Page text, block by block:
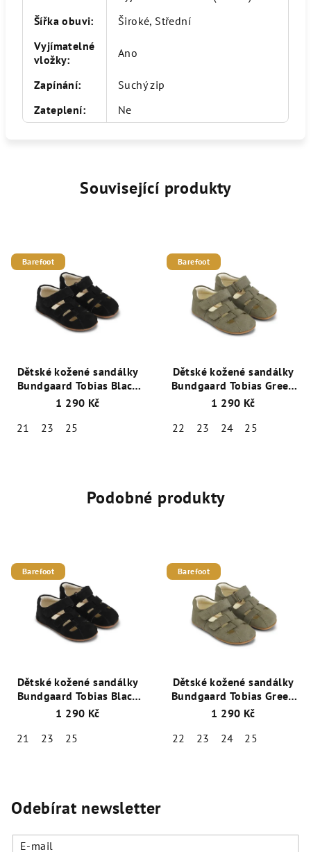
Šířka obuvi:
Široké, Střední
Vyjímatelné
vložky: Ano
Zapínání:
Suchý zip
Zateplení: Ne
Související produkty
Barefoot
Dětské kožené sandálky
Bundgaard Tobias Black
BG202245-1299
1 290 Kč
21
23 25
Barefoot
Dětské kožené sandálky
Bundgaard Tobias Green
BG202245-6265
1 290 Kč
22
23 24 25
Podobné produkty
Barefoot
Dětské kožené sandálky
Bundgaard Tobias Black
BG202245-1299
1 290 Kč
21
23 25
Barefoot
Dětské kožené sandálky
Bundgaard Tobias Green
BG202245-6265
1 290 Kč
22
23 24 25
Odebírat newsletter
E-mail